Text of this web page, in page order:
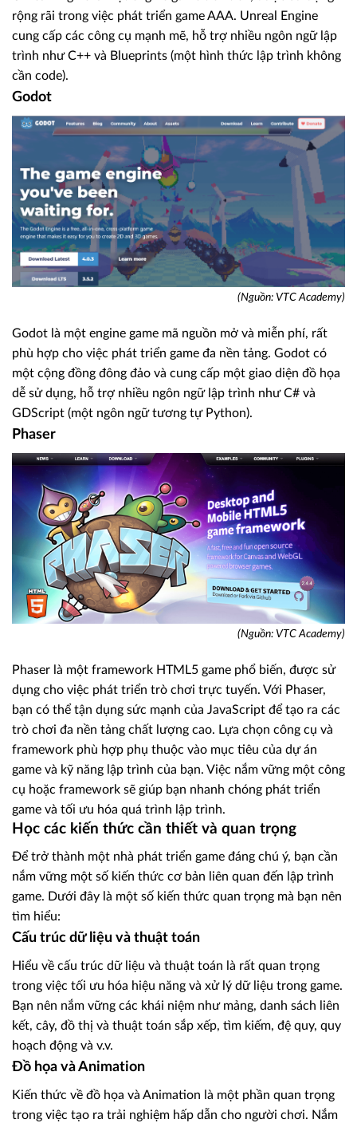
rộng rãi trong việc phát triển game AAA. Unreal Engine
cung cấp các công cụ mạnh mẽ, hỗ trợ nhiều ngôn ngữ lập
trình như C++ và Blueprints (một hình thức lập trình không
cần code).
Godot
(Nguồn: VTC Academy)
Godot là một engine game mã nguồn mở và miễn phí, rất
phù hợp cho việc phát triển game đa nền tảng. Godot có
một cộng đồng đông đảo và cung cấp một giao diện đồ họa
dễ sử dụng, hỗ trợ nhiều ngôn ngữ lập trình như C# và
GDScript (một ngôn ngữ tương tự Python).
Phaser
(Nguồn: VTC Academy)
Phaser là một framework HTML5 game phổ biến, được sử
dụng cho việc phát triển trò chơi trực tuyến. Với Phaser,
bạn có thể tận dụng sức mạnh của JavaScript để tạo ra các
trò chơi đa nền tảng chất lượng cao. Lựa chọn công cụ và
framework phù hợp phụ thuộc vào mục tiêu của dự án
game và kỹ năng lập trình của bạn. Việc nắm vững một công
cụ hoặc framework sẽ giúp bạn nhanh chóng phát triển
game và tối ưu hóa quá trình lập trình.
Học các kiến thức cần thiết và quan trọng
Để trở thành một nhà phát triển game đáng chú ý, bạn cần
nắm vững một số kiến thức cơ bản liên quan đến lập trình
game. Dưới đây là một số kiến thức quan trọng mà bạn nên
tìm hiểu:
Cấu trúc dữ liệu và thuật toán
Hiểu về cấu trúc dữ liệu và thuật toán là rất quan trọng
trong việc tối ưu hóa hiệu năng và xử lý dữ liệu trong game.
Bạn nên nắm vững các khái niệm như mảng, danh sách liên
kết, cây, đồ thị và thuật toán sắp xếp, tìm kiếm, đệ quy, quy
hoạch động và v.v.
Đồ họa và Animation
Kiến thức về đồ họa và Animation là một phần quan trọng
trong việc tạo ra trải nghiệm hấp dẫn cho người chơi. Nắm